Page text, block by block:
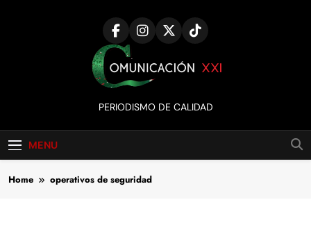
Comunicación
XXI
PERIODISMO DE CALIDAD
MENU
Home operativos de seguridad